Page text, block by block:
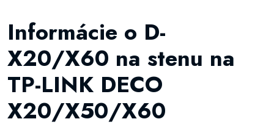
Informácie o D-
X20/X60 na stenu na
TP-LINK DECO
X20/X50/X60